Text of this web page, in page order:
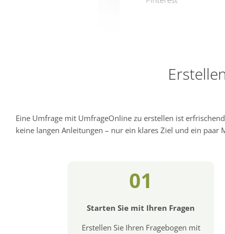
Eine Umfrage mit UmfrageOnline zu erstellen ist
keine langen Anleitungen – nur ein klares Ziel und ein paar
01
Starten Sie mit Ihren Fragen
Erstellen Sie Ihren Fragebogen mit